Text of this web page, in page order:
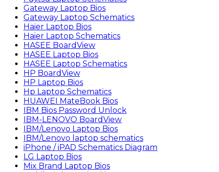
Gateway Laptop Bios
Gateway Laptop Schematics
Haier Laptop Bios
Haier Laptop Schematics
HASEE BoardView
HASEE Laptop Bios
HASEE Laptop Schematics
HP BoardView
HP Laptop Bios
Hp Laptop Schematics
HUAWEI MateBook Bios
IBM Bios Password Unlock
IBM-LENOVO BoardView
IBM/Lenovo Laptop Bios
IBM/Lenovo laptop schematics
iPhone / iPAD Schematics Diagram
LG Laptop Bios
Mix Brand Laptop Bios